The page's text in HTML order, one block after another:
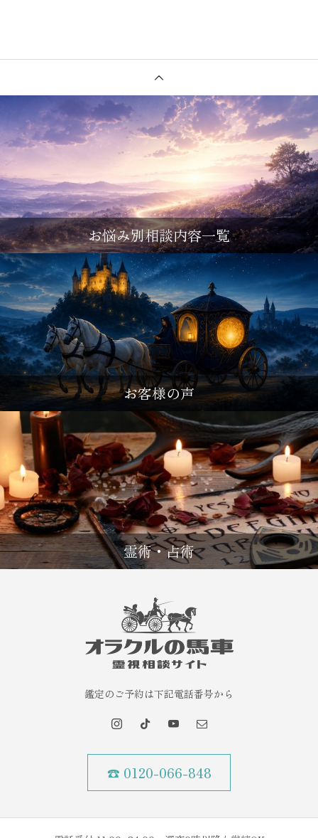
お悩み別相談内容一覧
お客様の声
霊術・占術
鑑定のご予約は下記電話番号から
☎ 0120-066-848